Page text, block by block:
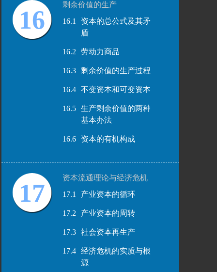
16
剩余价值的生产
16.1
资本的总公式及其矛
盾
16.2 劳动力商品
16.3 剩余价值的生产过程
16.4 不变资本和可变资本
16.5
生产剩余价值的两种
基本办法
16.6 资本的有机构成
17
资本流通理论与经济危机
17.1
产业资本的循环
17.2 产业资本的周转
17.3 社会资本再生产
17.4
经济危机的实质与根
源